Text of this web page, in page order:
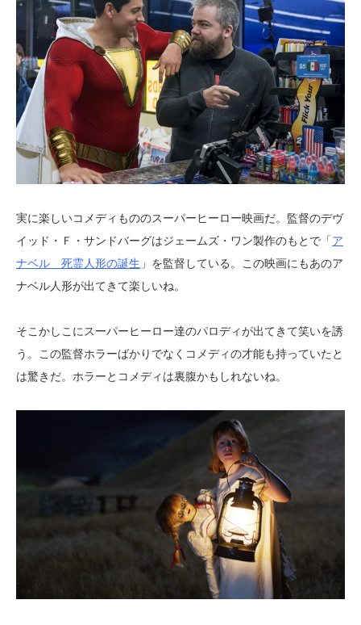
実に楽しいコメディもののスーパーヒーロー映画だ。監督のデヴ
イッド・Ｆ・サンドバーグはジェームズ・ワン製作のもとで「ア
ナベル 死霊人形の誕生 」を監督している。この映画にもあのア
ナベル人形が出てきて楽しいね。
そこかしこにスーパーヒーロー達のパロディが出てきて笑いを誘
う。この監督ホラーばかりでなくコメディの才能も持っていたと
は驚きだ。ホラーとコメディは裏腹かもしれないね。